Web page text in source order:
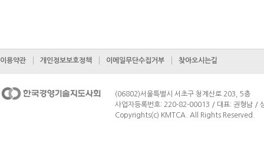
이용약관 개인정보보호정책 이메일무단수집거부 찾아오시는길
(06802)서울특별시 서초구 청계산로 203, 5층
사업자등록번호: 220-82-00013 / 대표: 권형남 /
Copyrights(c) KMTCA. All Rights Reserved.